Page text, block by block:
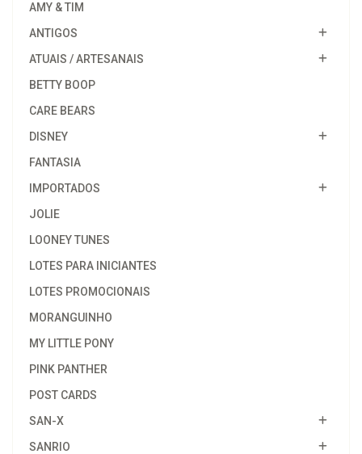
AMY & TIM
ANTIGOS
ATUAIS / ARTESANAIS
BETTY BOOP
CARE BEARS
DISNEY
FANTASIA
IMPORTADOS
JOLIE
LOONEY TUNES
LOTES PARA INICIANTES
LOTES PROMOCIONAIS
MORANGUINHO
MY LITTLE PONY
PINK PANTHER
POST CARDS
SAN-X
SANRIO